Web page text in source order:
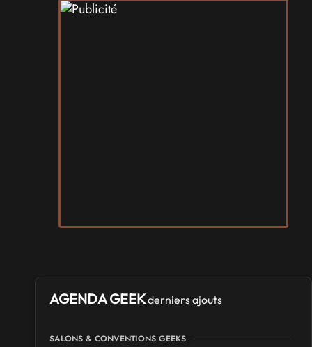
AGENDA GEEKderniers ajouts
SALONS & CONVENTIONS GEEKS